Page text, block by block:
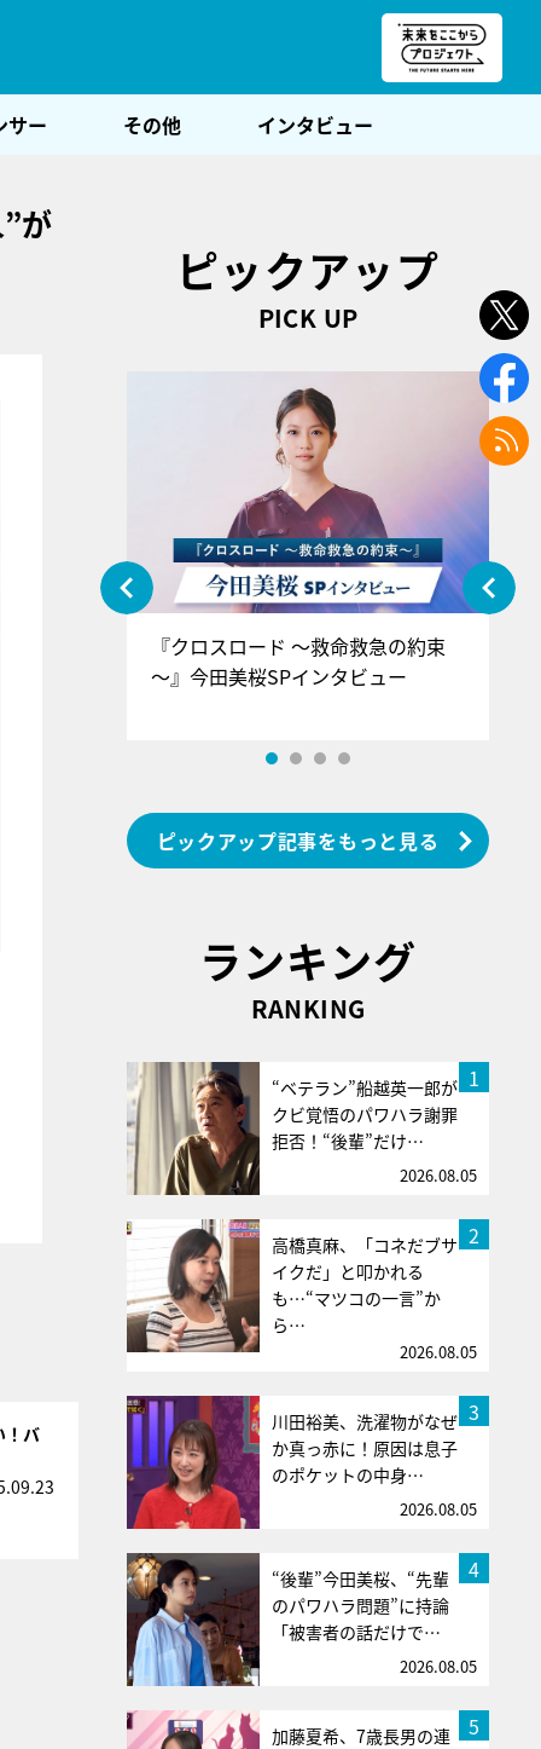
サー その他 インタビュー
が
！バ
ピックアップ
PICK UP
』＝LOV
インタ
『クロスロード ～救命救急の約束
～』今田美桜SPインタビュー
ピックアップ記事をもっと見る
ランキング
RANKING
1
“ベテラン”船越英一郎が
クビ覚悟のパワハラ謝罪
拒否！“後輩”だけ…
2026.08.05
2
高橋真麻、「コネだブサ
イクだ」と叩かれる
も…“マツコの一言”か
ら…
2026.08.05
3
川田裕美、洗濯物がなぜ
か真っ赤に！原因は息子
のポケットの中身…
2026.08.05
4
“後輩”今田美桜、“先輩
のパワハラ問題”に持論
「被害者の話だけで…
2026.08.05
5
加藤夏希、7歳長男の連